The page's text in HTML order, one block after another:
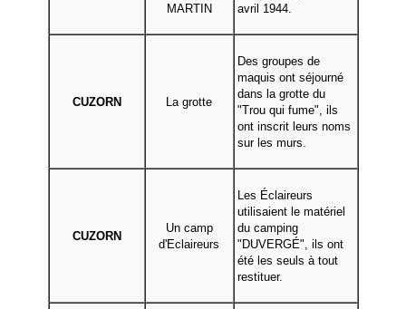
MARTIN
avril 1944.
CUZORN La grotte
Des groupes de
maquis ont séjourné
dans la grotte du
"Trou qui fume", ils
ont inscrit leurs noms
sur les murs.
CUZORN
Un camp
d'Eclaireurs
Les Éclaireurs
utilisaient le matériel
du camping
"DUVERGÉ", ils ont
été les seuls à tout
restituer.